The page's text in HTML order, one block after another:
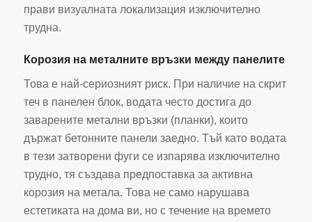
прави визуалната локализация изключително
трудна.
Корозия на металните връзки между панелите
Това е най-сериозният риск. При наличие на скрит
теч в панелен блок, водата често достига до
заварените метални връзки (планки), които
държат бетонните панели заедно. Тъй като водата
в тези затворени фуги се изпарява изключително
трудно, тя създава предпоставка за активна
корозия на метала. Това не само нарушава
естетиката на дома ви, но с течение на времето